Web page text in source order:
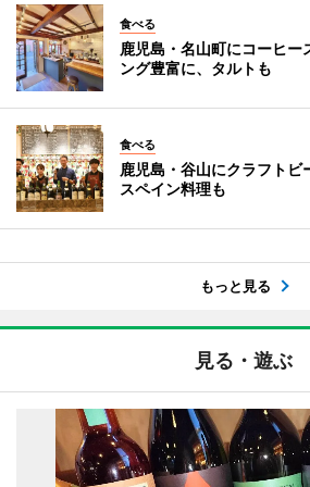
食べる
鹿児島・名山町にコーヒ
ング豊富に、タルトも
食べる
鹿児島・谷山にクラフト
スペイン料理も
もっと見る
見る・遊ぶ